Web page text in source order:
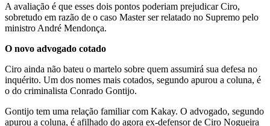
A avaliação é que esses dois pontos poderiam prejudicar Ciro,
sobretudo em razão de o caso Master ser relatado no Supremo pelo
ministro André Mendonça.
O novo advogado cotado
Ciro ainda não bateu o martelo sobre quem assumirá sua defesa no
inquérito. Um dos nomes mais cotados, segundo apurou a coluna, é
o do criminalista Conrado Gontijo.
Gontijo tem uma relação familiar com Kakay. O advogado, segundo
apurou a coluna, é afilhado do agora ex-defensor de Ciro Nogueira